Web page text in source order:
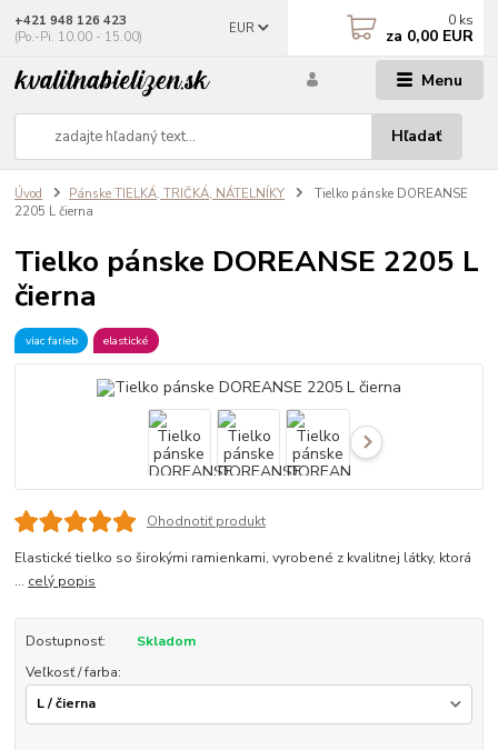
Menu
EUR
Hľadať
+421 948 126 423
(Po.-Pi. 10.00 - 15.00)
0 ks
za 0,00 EUR
Úvod Pánske TIELKÁ, TRIČKÁ, NÁTELNÍKY
Tielko pánske DOREANSE
2205 L čierna
Tielko pánske DOREANSE 2205 L
čierna
viac farieb elastické
Ohodnotiť produkt
Elastické tielko so širokými ramienkami, vyrobené z kvalitnej látky, ktorá
... celý popis
Dostupnosť:
Skladom
Veľkosť / farba: